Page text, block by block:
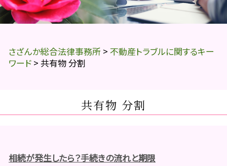
さざんか総合法律事務所 > 不動産トラブルに関するキー
ワード > 共有物 分割
共有物 分割
相続が発生したら？手続きの流れと期限